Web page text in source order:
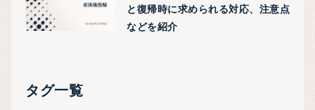
と復帰時に求められる対応、注意点
などを紹介
タグ一覧